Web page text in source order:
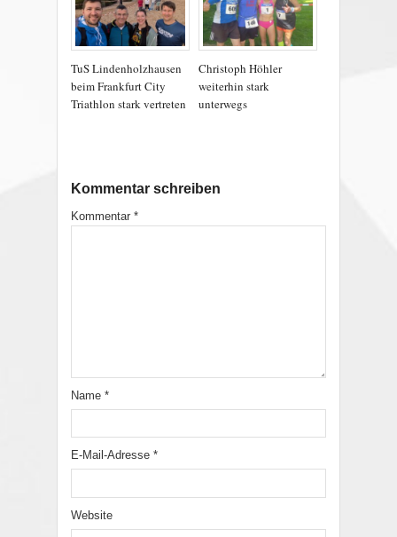
TuS Lindenholzhausen
beim Frankfurt City
Triathlon stark vertreten
Christoph Höhler
weiterhin stark
unterwegs
Kommentar schreiben
Kommentar *
Name *
E-Mail-Adresse *
Website